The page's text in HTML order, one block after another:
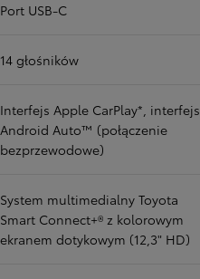
Port USB-C
14 głośników
Interfejs Apple CarPlay*, interfejs
Android Auto™ (połączenie
bezprzewodowe)
System multimedialny Toyota
Smart Connect+® z kolorowym
ekranem dotykowym (12,3" HD)